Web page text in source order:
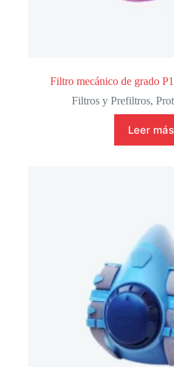
Filtro mecánico de grado
Filtros y Prefiltros,
Leer más